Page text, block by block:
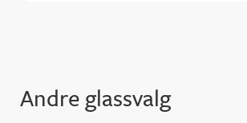
Andre glassvalg